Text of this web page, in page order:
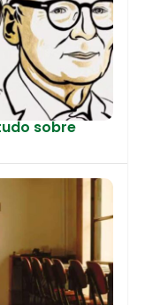
sobre